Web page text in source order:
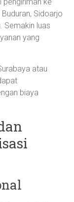
Sidoarjo
Semakin luas
yang
atau
biaya